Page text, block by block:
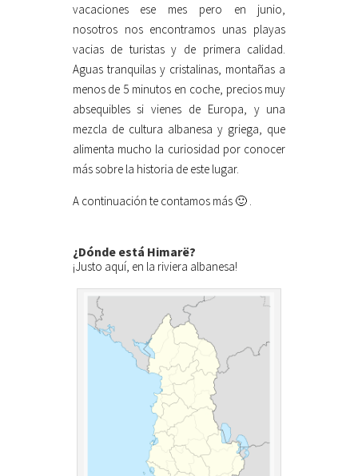
vacaciones ese mes pero en junio,
nosotros nos encontramos unas playas
vacias de turistas y de primera calidad.
Aguas tranquilas y cristalinas, montañas a
menos de 5 minutos en coche, precios muy
absequibles si vienes de Europa, y una
mezcla de cultura albanesa y griega, que
alimenta mucho la curiosidad por conocer
más sobre la historia de este lugar.
A continuación te contamos más 🙂 .
¿Dónde está Himarë?
¡Justo aquí, en la riviera albanesa!